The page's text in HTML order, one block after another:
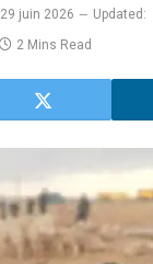
29 juin 2026 Updated:
2 Mins Read